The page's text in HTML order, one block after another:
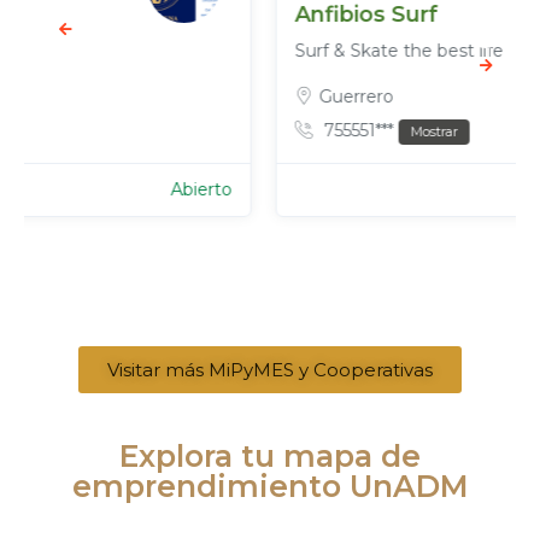
Anfibios Surf
Visitar más MiPyMES y Cooperativas
Explora tu mapa de
emprendimiento UnADM